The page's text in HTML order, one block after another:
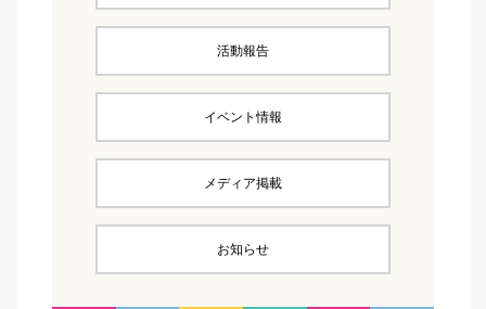
活動報告
イベント情報
メディア掲載
お知らせ